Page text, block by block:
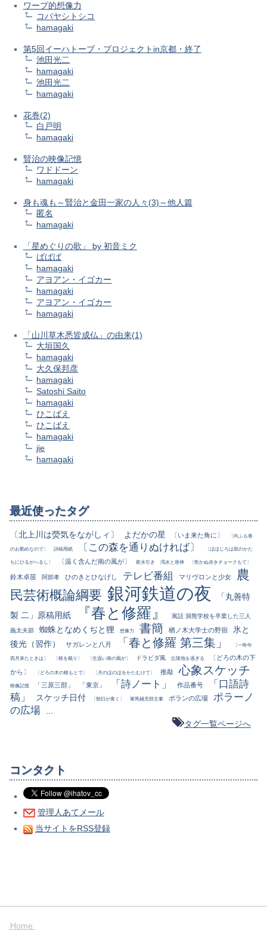
ワープ的想像力
コバヤシトシコ
hamagaki
第5回イーハトーブ・プロジェクトin京都・終了
池田光二
hamagaki
池田光二
hamagaki
花巻(2)
白戸明
hamagaki
賢治の映像記憶
ワドドーン
hamagaki
身も魂も～賢治と金田一家の人々(3)～他人篇
匿名
hamagaki
「星めぐりの歌」 by 初音ミク
ばばば
hamagaki
アヨアン・イゴカー
hamagaki
アヨアン・イゴカー
hamagaki
「山川草木悉皆成仏」の由来(1)
大垣国久
hamagaki
大久保邦彦
hamagaki
Satoshi Saito
hamagaki
ひこばえ
ひこばえ
hamagaki
jie
hamagaki
最近使ったタグ
〔北上川は熒気をながしィ〕 よだかの星 〔いま来た角に〕 〔向ふも春
のお勤めなので〕 詩稿用紙 〔この森を通りぬければ〕 〔ほほじろは鼓のかた
ちにひるがへるし〕 〔温く含んだ南の風が〕 夜水引き 渇水と座禅 〔乾かぬ赤きチョークもて〕
鈴木卓苗 阿部孝 ひのきとひなげし テレビ番組 マリヴロンと少女
農
民芸術概論綱要 銀河鉄道の夜
「丸善特
製 二」原稿用紙
『春と修羅』 寓話 洞熊学校を卒業した三人
義太夫節 蜘蛛となめくぢと狸 想像力 書簡 楢ノ木大学士の野宿
氷と
後光（習作）
サガレンと八月 「春と修羅 第三集」 〔一昨年
四月来たときは〕 〔根を截り〕 〔生温い南の風が〕 ドラビダ風 丘陵地を過ぎる
〔どろの木の下
から〕
〔どろの木の根もとで〕 〔月のほのほをかたむけて〕 推敲 心象スケッチ
映像記憶 「三原三部」 「東京」 「詩ノート」 作品番号
「口語詩
稿」
スケッチ日付 〔朝日が青く〕 軍馬補充部主事 ポランの広場
ポラーノ
の広場
...
タグ一覧ページへ
コンタクト
管理人あてメール
当サイトをRSS登録
Home